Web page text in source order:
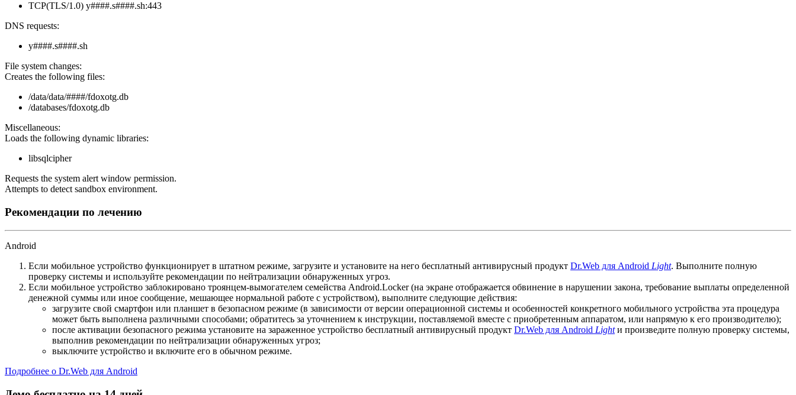
TCP(TLS/1.0) y####.s####.sh:443
DNS requests:
y####.s####.sh
File system changes:
Creates the following files:
/data/data/####/fdoxotg.db
/databases/fdoxotg.db
Miscellaneous:
Loads the following dynamic libraries:
libsqlcipher
Requests the system alert window permission.
Attempts to detect sandbox environment.
Рекомендации по лечению
Android
Если мобильное устройство функционирует в штатном режиме, загрузите и установите на него бесплатный антивирусный продукт Dr.Web для Android Light. Выполните полную
проверку системы и используйте рекомендации по нейтрализации обнаруженных угроз.
Если мобильное устройство заблокировано троянцем-вымогателем семейства Android.Locker (на экране отображается обвинение в нарушении закона, требование выплаты определенной
денежной суммы или иное сообщение, мешающее нормальной работе с устройством), выполните следующие действия:
загрузите свой смартфон или планшет в безопасном режиме (в зависимости от версии операционной системы и особенностей конкретного мобильного устройства эта процедура
может быть выполнена различными способами; обратитесь за уточнением к инструкции, поставляемой вместе с приобретенным аппаратом, или напрямую к его производителю);
после активации безопасного режима установите на зараженное устройство бесплатный антивирусный продукт Dr.Web для Android Lightи произведите полную проверку системы,
выполнив рекомендации по нейтрализации обнаруженных угроз;
выключите устройство и включите его в обычном режиме.
Подробнее о Dr.Web для Android